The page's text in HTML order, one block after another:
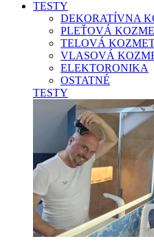
TESTY
DEKORATÍVNA
PLEŤOVÁ
TELOVÁ
VLASOVÁ
ELEKTORONIKA
OSTATNÉ
TESTY